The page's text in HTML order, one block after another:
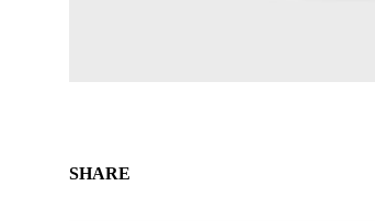
SHARE